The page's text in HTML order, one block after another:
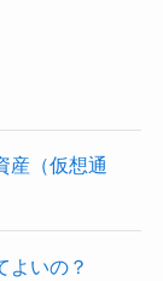
産（仮想通
よいの？